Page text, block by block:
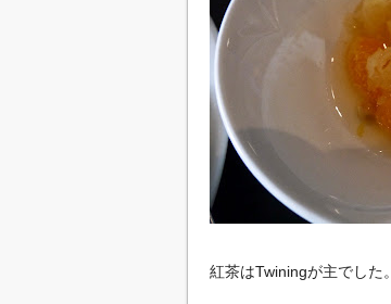
紅茶はTwiningが主でした。